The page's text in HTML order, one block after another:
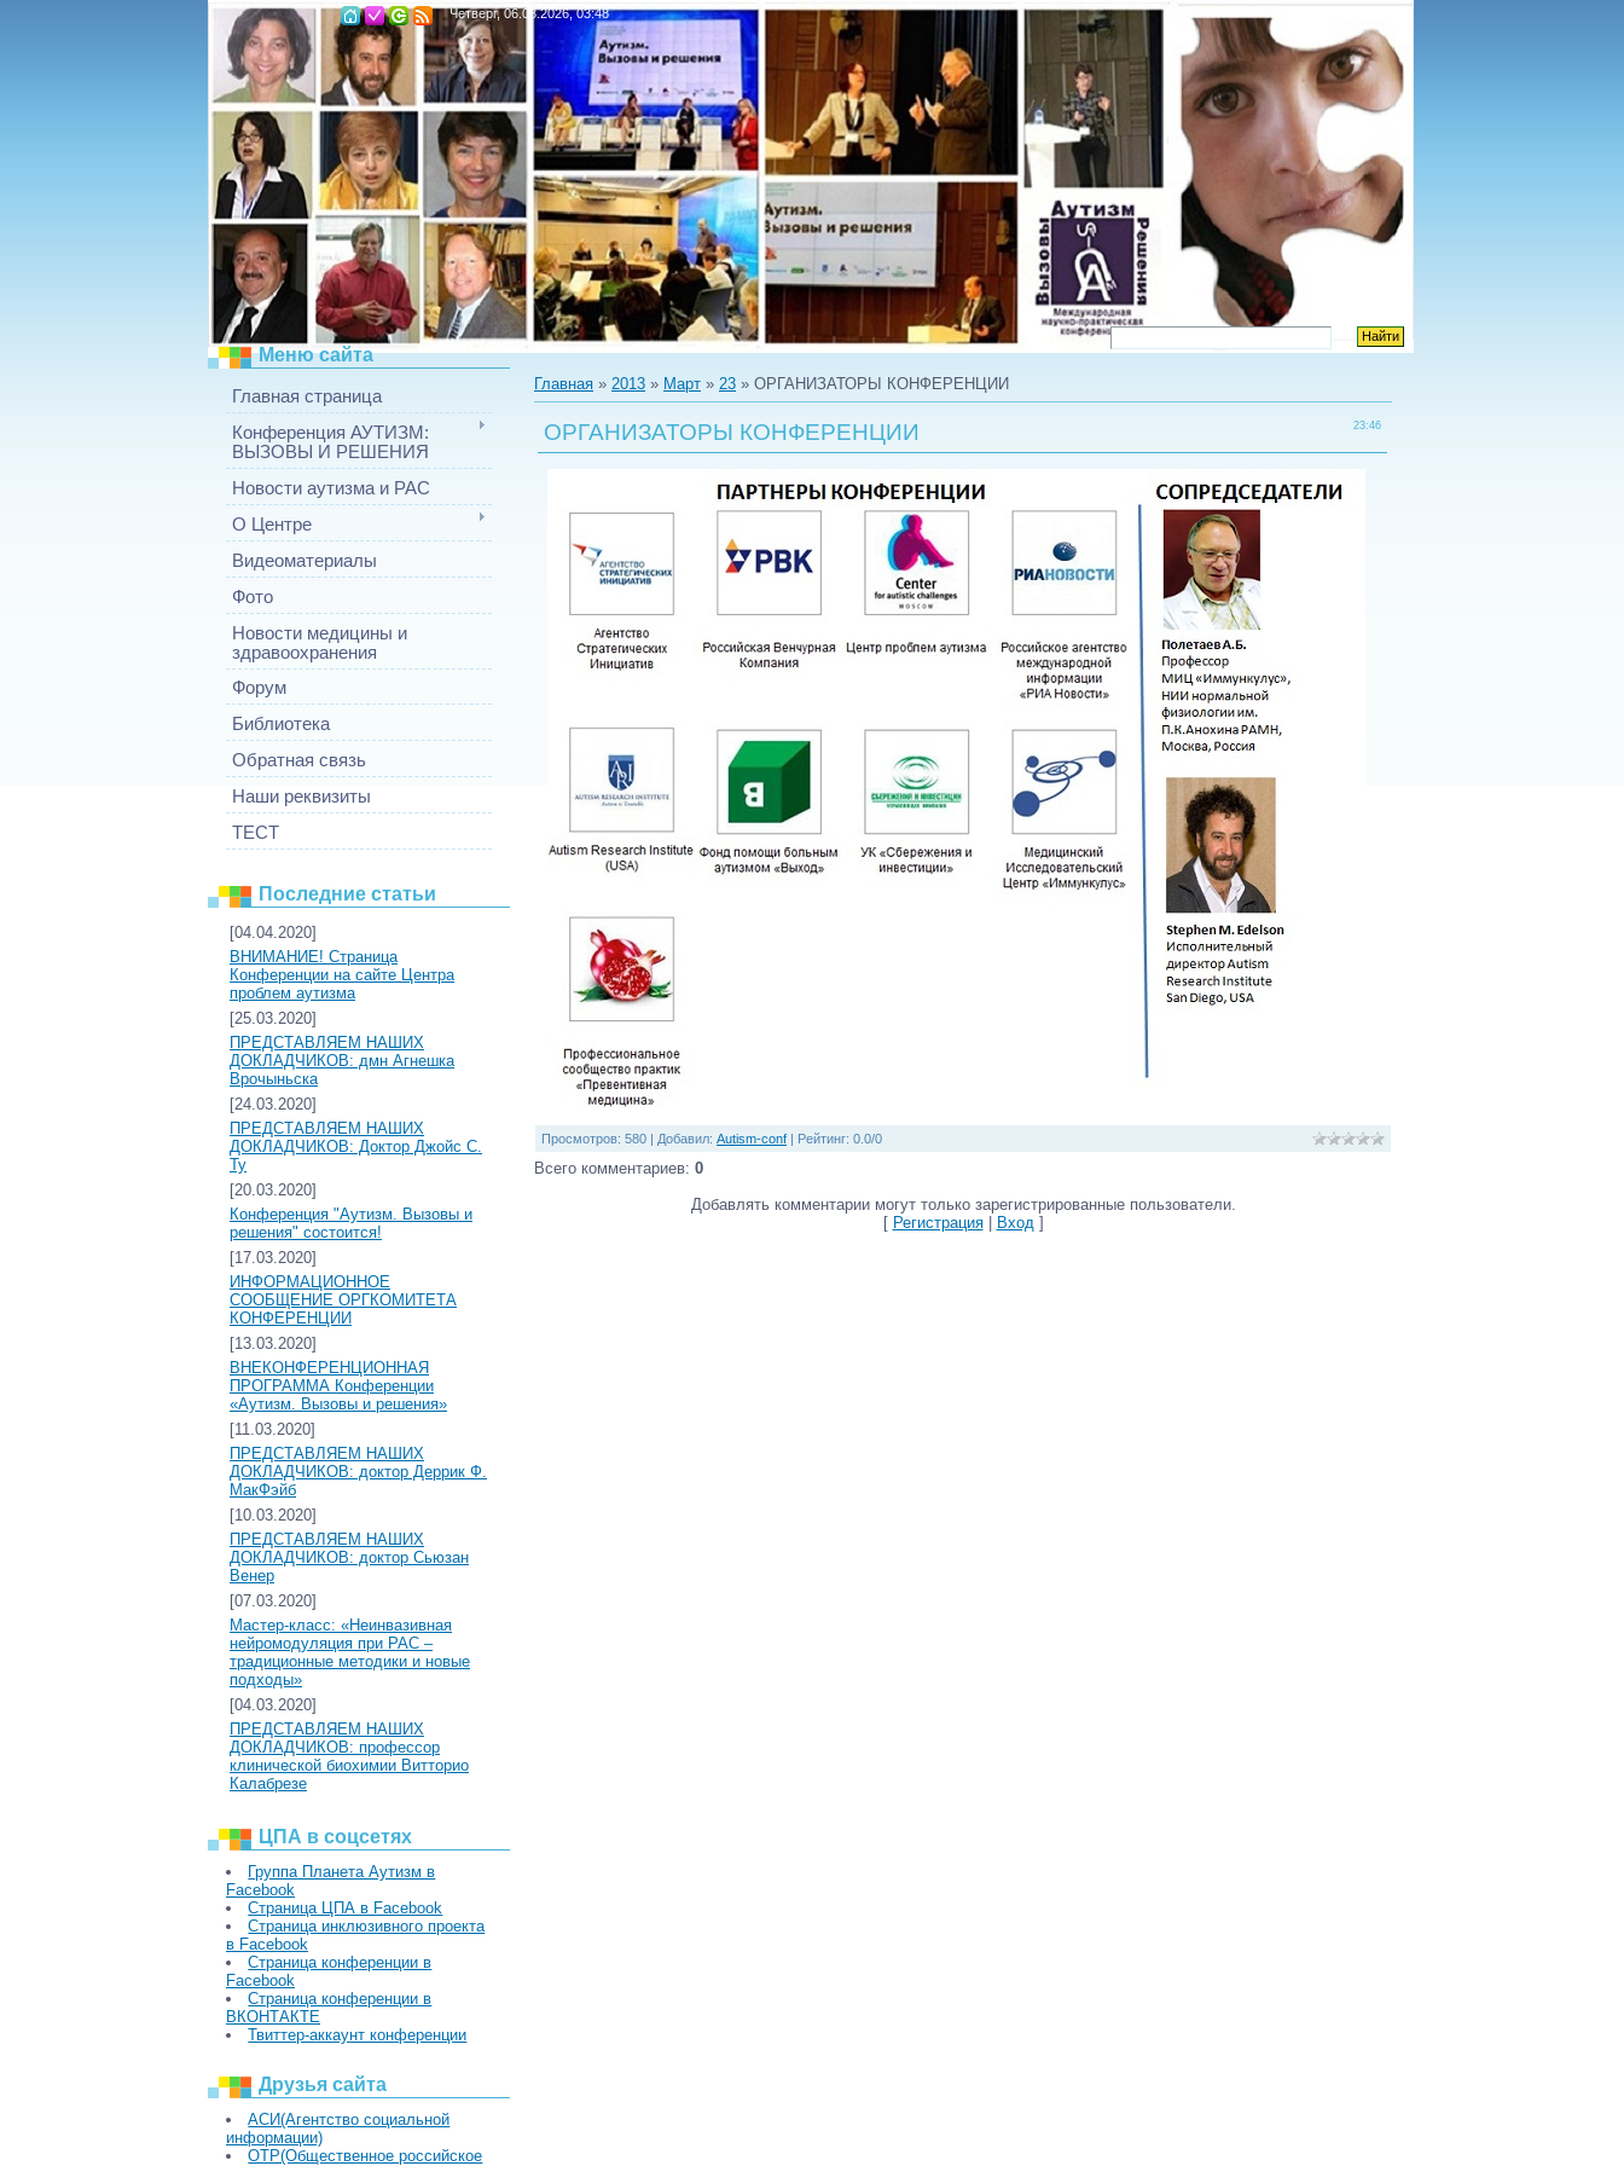
Четверг, 06.08.2026, 03:48
Меню сайта
Главная страница
Конференция АУТИЗМ:
ВЫЗОВЫ И РЕШЕНИЯ
Новости аутизма и РАС
О Центре
Видеоматериалы
Фото
Новости медицины и
здравоохранения
Форум
Библиотека
Обратная связь
Наши реквизиты
ТЕСТ
Последние статьи
[04.04.2020]
ВНИМАНИЕ! Страница
Конференции на сайте Центра
проблем аутизма
[25.03.2020]
ПРЕДСТАВЛЯЕМ НАШИХ
ДОКЛАДЧИКОВ: дмн Агнешка
Врочыньска
[24.03.2020]
ПРЕДСТАВЛЯЕМ НАШИХ
ДОКЛАДЧИКОВ: Доктор Джойс С.
Ту
[20.03.2020]
Конференция "Аутизм. Вызовы и
решения" состоится!
[17.03.2020]
ИНФОРМАЦИОННОЕ
СООБЩЕНИЕ ОРГКОМИТЕТА
КОНФЕРЕНЦИИ
[13.03.2020]
ВНЕКОНФЕРЕНЦИОННАЯ
ПРОГРАММА Конференции
«Аутизм. Вызовы и решения»
[11.03.2020]
ПРЕДСТАВЛЯЕМ НАШИХ
ДОКЛАДЧИКОВ: доктор Деррик Ф.
МакФэйб
[10.03.2020]
ПРЕДСТАВЛЯЕМ НАШИХ
ДОКЛАДЧИКОВ: доктор Сьюзан
Венер
[07.03.2020]
Мастер-класс: «Неинвазивная
нейромодуляция при РАС –
традиционные методики и новые
подходы»
[04.03.2020]
ПРЕДСТАВЛЯЕМ НАШИХ
ДОКЛАДЧИКОВ: профессор
клинической биохимии Витторио
Калабрезе
ЦПА в соцсетях
Группа Планета Аутизм в
Facebook
Страница ЦПА в Facebook
Страница инклюзивного проекта
в Facebook
Страница конференции в
Facebook
Страница конференции в
ВКОНТАКТЕ
Твиттер-аккаунт конференции
Друзья сайта
АСИ(Агентство социальной
информации)
ОТР(Общественное российское
Главная » 2013 » Март » 23 » ОРГАНИЗАТОРЫ КОНФЕРЕНЦИИ
23:46
ОРГАНИЗАТОРЫ КОНФЕРЕНЦИИ
Просмотров: 580 | Добавил: Autism-conf Рейтинг: 0.0/0
Всего комментариев: 0
Добавлять комментарии могут только зарегистрированные пользователи.
[ Регистрация| Вход]